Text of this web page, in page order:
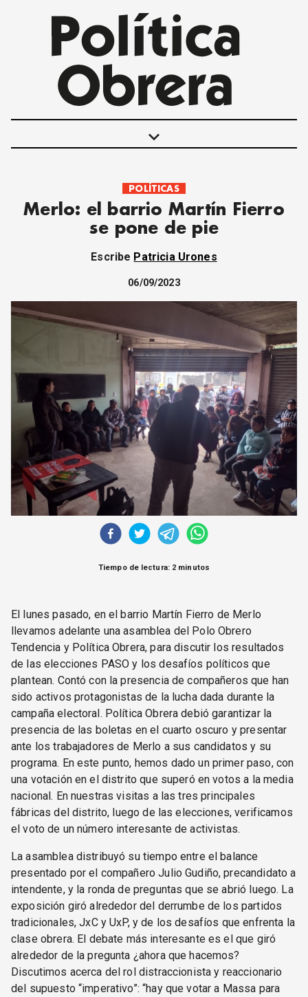
keyboard_arrow_down
POLÍTICAS
INTERNACIONALES
MOVIMIENTO OBRERO
ECONOMÍA
SOCIEDAD Y CULTURA
JUVENTUD
CORREO DE LECTORES
DEBATE
ARCHIVO
DECLARACIONES
OPINIÓN
ALTAMIRA RESPONDE
Política Obrera Revista
CONTACTO
POLÍTICAS
Merlo: el barrio Martín Fierro
se pone de pie
Escribe Patricia Urones
06/09/2023
Tiempo de lectura: 2 minutos
El lunes pasado, en el barrio Martín Fierro de Merlo
llevamos adelante una asamblea del Polo Obrero
Tendencia y Política Obrera, para discutir los resultados
de las elecciones PASO y los desafíos políticos que
plantean. Contó con la presencia de compañeros que han
sido activos protagonistas de la lucha dada durante la
campaña electoral. Política Obrera debió garantizar la
presencia de las boletas en el cuarto oscuro y presentar
ante los trabajadores de Merlo a sus candidatos y su
programa. En este punto, hemos dado un primer paso, con
una votación en el distrito que superó en votos a la media
nacional. En nuestras visitas a las tres principales
fábricas del distrito, luego de las elecciones, verificamos
el voto de un número interesante de activistas.
La asamblea distribuyó su tiempo entre el balance
presentado por el compañero Julio Gudiño, precandidato a
intendente, y la ronda de preguntas que se abrió luego. La
exposición giró alrededor del derrumbe de los partidos
tradicionales, JxC y UxP, y de los desafíos que enfrenta la
clase obrera. El debate más interesante es el que giró
alrededor de la pregunta ¿ahora que hacemos?
Discutimos acerca del rol distraccionista y reaccionario
del supuesto “imperativo”: “hay que votar a Massa para